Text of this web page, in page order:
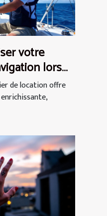
votre
lors
?
de location offre